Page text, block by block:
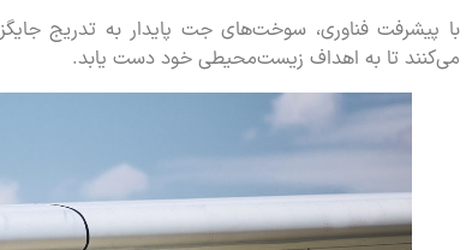
با پیشرفت فناوری، سوخت‌های جت پایدار به تدریج
می‌کنند تا به اهداف زیست‌محیطی خود دست یابد.